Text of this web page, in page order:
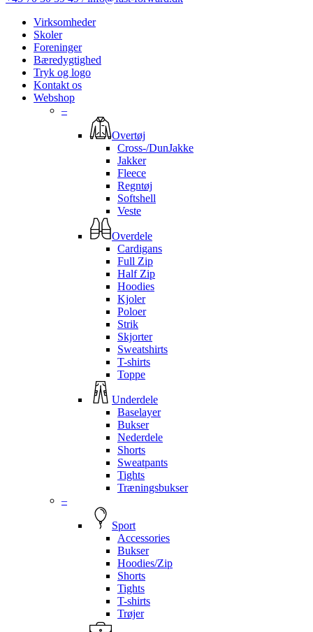
Virksomheder
Skoler
Foreninger
Bæredygtighed
Tryk og logo
Kontakt os
Webshop
–
Overtøj
Cross-/DunJakke
Jakker
Fleece
Regntøj
Softshell
Veste
Overdele
Cardigans
Full Zip
Half Zip
Hoodies
Kjoler
Poloer
Strik
Skjorter
Sweatshirts
T-shirts
Toppe
Underdele
Baselayer
Bukser
Nederdele
Shorts
Sweatpants
Tights
Træningsbukser
–
Sport
Accessories
Bukser
Hoodies/Zip
Shorts
Tights
T-shirts
Trøjer